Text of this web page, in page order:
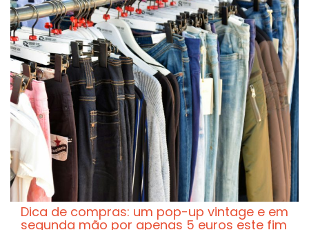
Dica de compras: um pop-up vintage e em
segunda mão por apenas 5 euros este fim